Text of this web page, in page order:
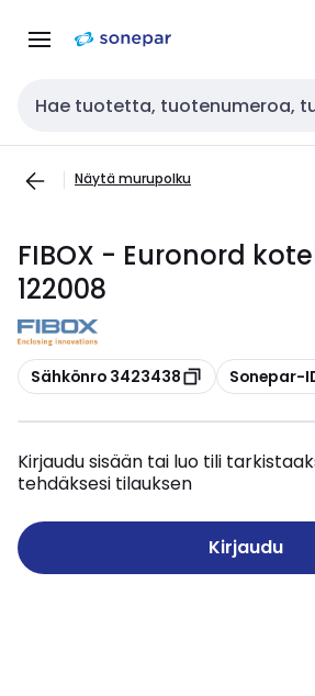
navigointiinsisältöön
Haku
Näytä murupolku
FIBOX - Euronord
122008
Kopioi
Sähkönro 3423438 Kopioi
Sonepar-
Kirjaudu sisään tai luo tili
tehdäksesi tilauksen
Kirjaudu